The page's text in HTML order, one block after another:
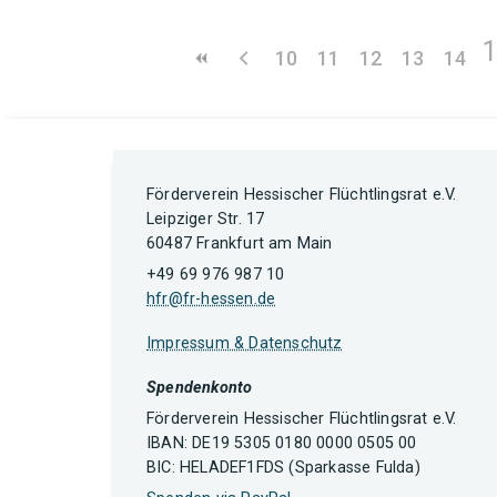
10 11 12 13 14
Förderverein Hessischer Flüchtlingsrat e.V.
Leipziger Str. 17
60487 Frankfurt am Main
+49 69 976 987 10
hfr@fr-hessen.de
Impressum & Datenschutz
Spendenkonto
Förderverein Hessischer Flüchtlingsrat e.V.
IBAN: DE19 5305 0180 0000 0505 00
BIC: HELADEF1FDS (Sparkasse Fulda)